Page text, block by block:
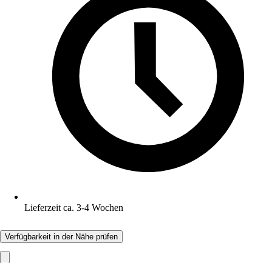
Lieferzeit ca. 3-4 Wochen
Verfügbarkeit in der Nähe prüfen